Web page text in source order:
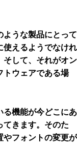
ような製品にとって
使えるようでなけれ
そして、それがオン
トウェアである場
る機能が今どこにあ
てきます。そのた
やフォントの変更が